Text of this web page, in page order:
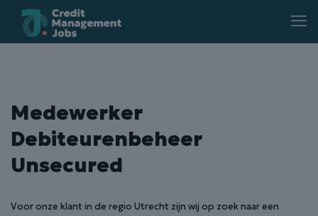
Medewerker
Debiteurenbeheer
Unsecured
Voor onze klant in de regio Utrecht zijn wij op zoek naar een